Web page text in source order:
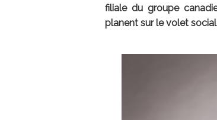
filiale du groupe
planent sur le volet